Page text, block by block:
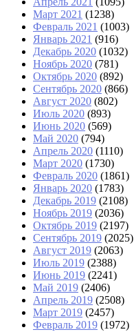
Март 2021 (1238)
Февраль 2021 (1003)
Январь 2021 (916)
Декабрь 2020 (1032)
Ноябрь 2020 (781)
Октябрь 2020 (892)
Сентябрь 2020 (866)
Август 2020 (802)
Июль 2020 (893)
Июнь 2020 (569)
Май 2020 (794)
Апрель 2020 (1110)
Март 2020 (1730)
Февраль 2020 (1861)
Январь 2020 (1783)
Декабрь 2019 (2108)
Ноябрь 2019 (2036)
Октябрь 2019 (2197)
Сентябрь 2019 (2025)
Август 2019 (2063)
Июль 2019 (2388)
Июнь 2019 (2241)
Май 2019 (2406)
Апрель 2019 (2508)
Март 2019 (2457)
Февраль 2019 (1972)